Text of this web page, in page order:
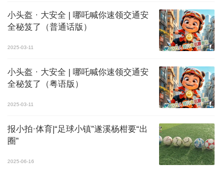
小头盔 · 大安全 | 哪吒喊你速领交通安
全秘笈了（普通话版）
2025-03-11
小头盔 · 大安全 | 哪吒喊你速领交通安
全秘笈了（粤语版）
2025-03-11
报小拍·体育|“足球小镇”遂溪杨柑要“出
圈”
2025-06-16